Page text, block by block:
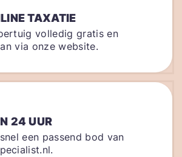
TAXATIE
volledig gratis en
via onze website.
24 UUR
een passend bod van